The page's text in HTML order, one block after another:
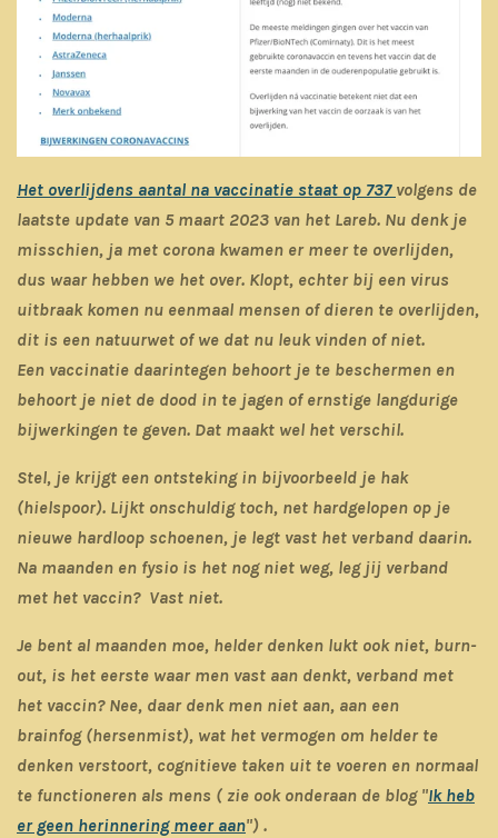
Het overlijdens aantal na vaccinatie staat op 737 volgens de
laatste update van 5 maart 2023 van het Lareb. Nu denk je
misschien, ja met corona kwamen er meer te overlijden,
dus waar hebben we het over. Klopt, echter bij een virus
uitbraak komen nu eenmaal mensen of dieren te overlijden,
dit is een natuurwet of we dat nu leuk vinden of niet.
Een vaccinatie daarintegen behoort je te beschermen en
behoort je niet de dood in te jagen of ernstige langdurige
bijwerkingen te geven. Dat maakt wel het verschil.
Stel, je krijgt een ontsteking in bijvoorbeeld je hak
(hielspoor). Lijkt onschuldig toch, net hardgelopen op je
nieuwe hardloop schoenen, je legt vast het verband daarin.
Na maanden en fysio is het nog niet weg, leg jij verband
met het vaccin? Vast niet.
Je bent al maanden moe, helder denken lukt ook niet, burn-
out, is het eerste waar men vast aan denkt, verband met
het vaccin? Nee, daar denk men niet aan, aan een
brainfog(hersenmist), wat het vermogen om helder te
denken verstoort, cognitieve taken uit te voeren en normaal
te functioneren als mens ( zie ook onderaan de blog "Ik heb
er geen herinnering meer aan") .